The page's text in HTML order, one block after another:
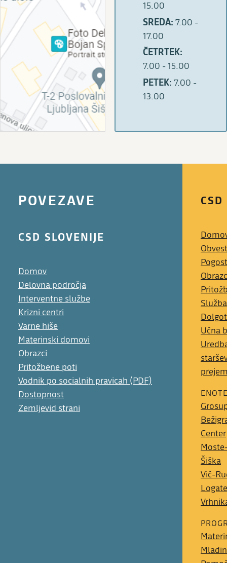
15.00
SREDA: 7.00 -
17.00
ČETRTEK:
7.00 - 15.00
PETEK: 7.00 -
13.00
POVEZAVE
CSD SLOVENIJE
Domov
Delovna področja
Interventne službe
Krizni centri
Varne hiše
Materinski domovi
Obrazci
Pritožbene poti
Vodnik po socialnih pravicah (PDF)
Dostopnost
Zemljevid strani
Učna
Center
Šiška
Vič-